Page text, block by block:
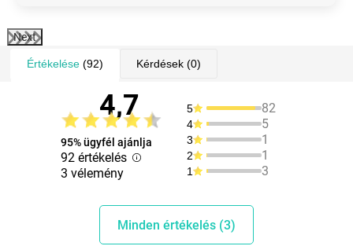
Next
Értékelése(92) Kérdések(0)
4,7
95% ügyfél ajánlja
92 értékelés
3 vélemény
5 82
4 5
3 1
2 1
1 3
Minden értékelés (3)